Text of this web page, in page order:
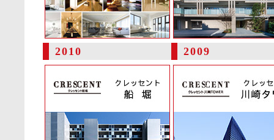
2010 2009